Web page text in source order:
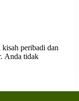
peribadi dan
Anda tidak